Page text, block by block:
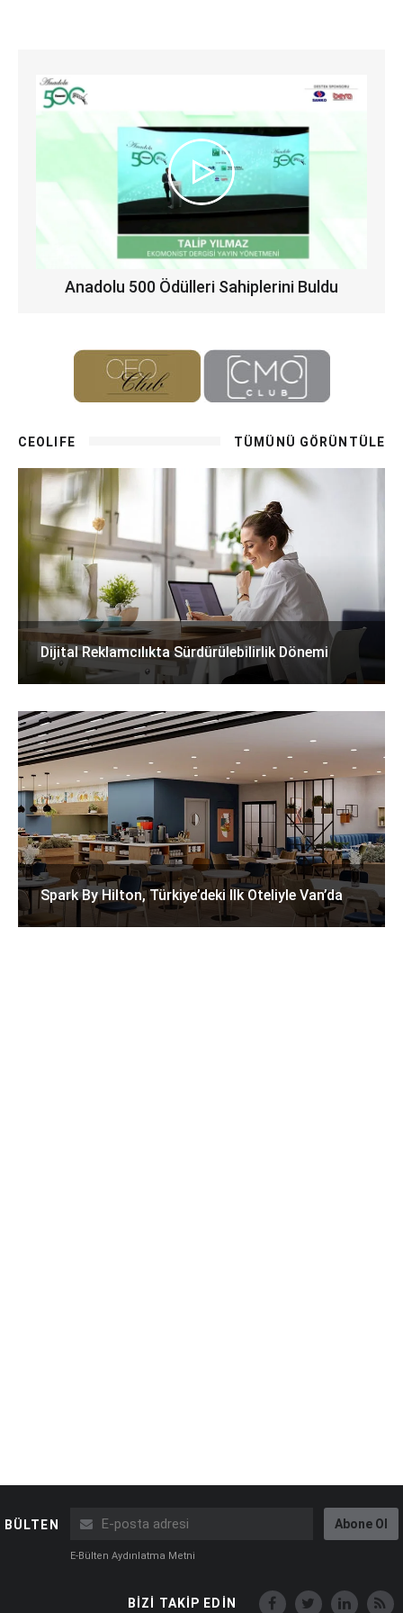
Anadolu 500 Ödülleri Sahiplerini Buldu
CEOLIFE TÜMÜNÜ GÖRÜNTÜLE
Dijital Reklamcılıkta Sürdürülebilirlik Dönemi
Spark By Hilton, Türkiye’deki Ilk Oteliyle Van’da
BÜLTEN Abone Ol
E-Bülten Aydınlatma Metni
BİZİ TAKİP EDİN